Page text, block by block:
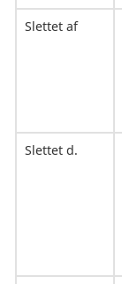
Slettet af
Slettet d.